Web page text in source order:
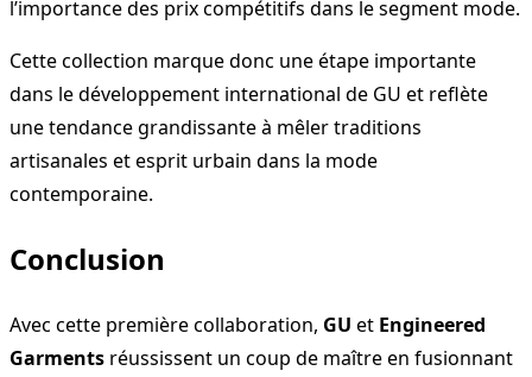
l’importance des prix compétitifs dans le segment mode.
Cette collection marque donc une étape importante
dans le développement international de GU et reflète
une tendance grandissante à mêler traditions
artisanales et esprit urbain dans la mode
contemporaine.
Conclusion
Avec cette première collaboration, GU et Engineered
Garments réussissent un coup de maître en fusionnant